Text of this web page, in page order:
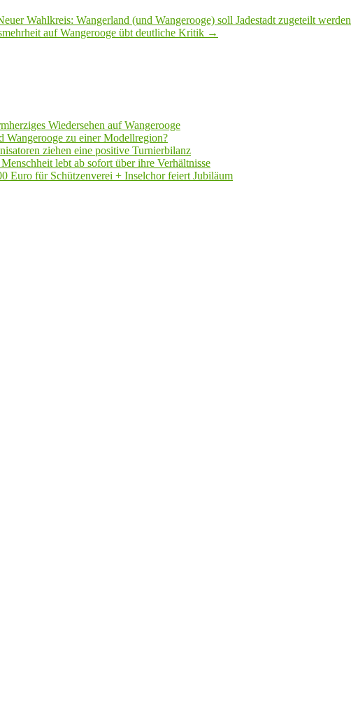
Wahlkreis: Wangerland (und Wangerooge) soll Jadestadt zugeteilt werden
auf Wangerooge übt deutliche Kritik →
Wiedersehen auf Wangerooge
Wangerooge zu einer Modellregion?
ziehen eine positive Turnierbilanz
lebt ab sofort über ihre Verhältnisse
Euro für Schützenverei + Inselchor feiert Jubiläum